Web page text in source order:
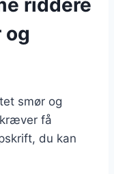
og
smør og
få
du kan